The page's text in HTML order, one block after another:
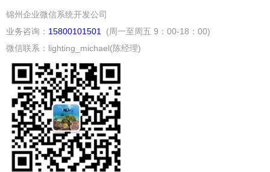
锦州企业微信系统开发公司
业务咨询： 15800101501 (周一至周五 9：00-18：00)
微信联系：lighting_michael(陈经理)